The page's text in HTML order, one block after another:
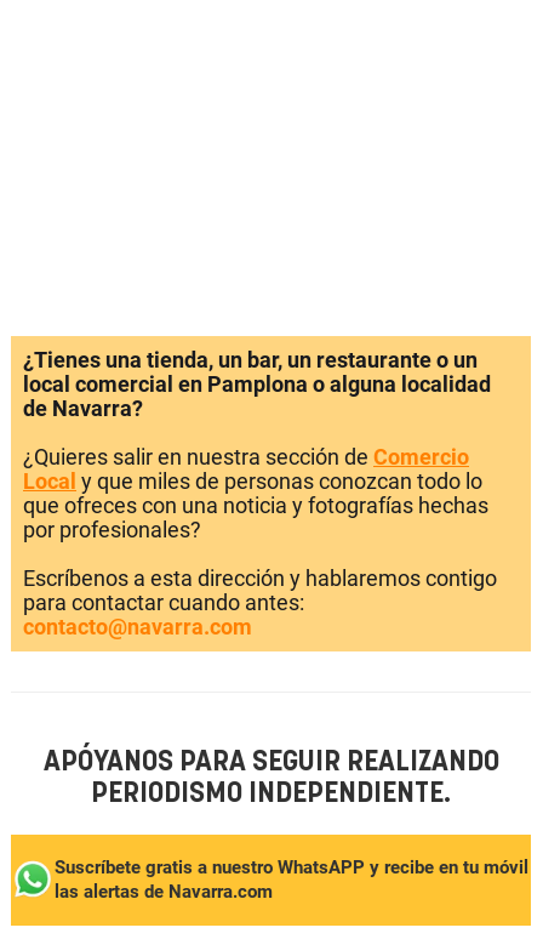
¿Tienes una tienda, un bar, un restaurante o un
local comercial en Pamplona o alguna localidad
de Navarra?
¿Quieres salir en nuestra sección de Comercio
Local y que miles de personas conozcan todo lo
que ofreces con una noticia y fotografías hechas
por profesionales?
Escríbenos a esta dirección y hablaremos contigo
para contactar cuando antes:
contacto@navarra.com
APÓYANOS PARA SEGUIR REALIZANDO
PERIODISMO INDEPENDIENTE.
Suscríbete gratis a nuestro WhatsAPP y recibe en tu móvil
las alertas de Navarra.com